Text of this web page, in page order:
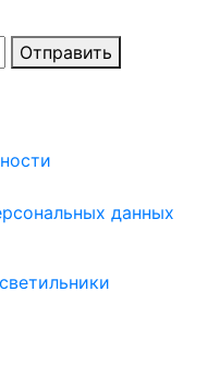
Отправить
данных